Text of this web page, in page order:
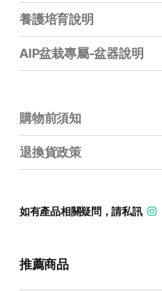
養護培育說明
AIP盆栽專屬-盆器說明
購物前須知
退換貨政策
如有產品相關疑問，請私訊
推薦商品